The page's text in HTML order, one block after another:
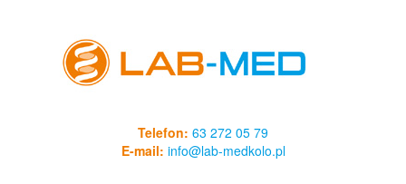
Telefon: 63 272 05 79
E-mail: info@lab-medkolo.pl